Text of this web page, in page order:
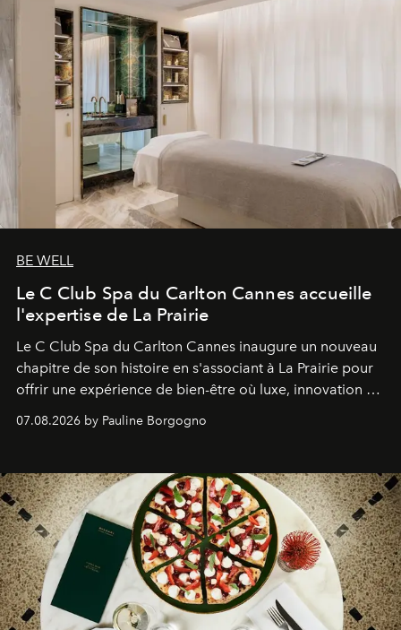
BE WELL
Le C Club Spa du Carlton Cannes accueille
l'expertise de La Prairie
Le C Club Spa du Carlton Cannes inaugure un nouveau
chapitre de son histoire en s'associant à La Prairie pour
offrir une expérience de bien-être où luxe, innovation et
07.08.2026 by Pauline Borgogno